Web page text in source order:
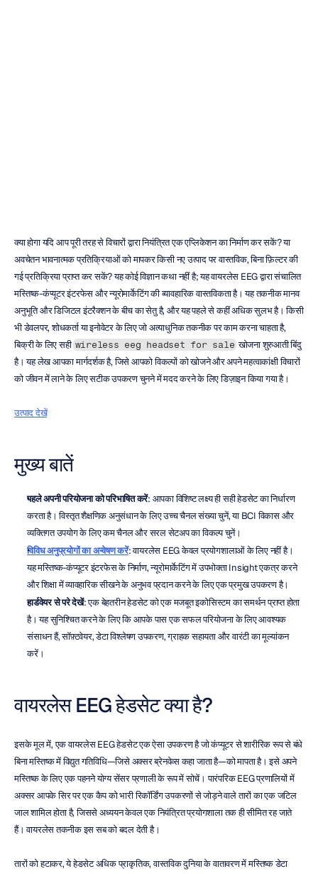
क्या होगा यदि आप पूरी तरह से विचारों द्वारा नियंत्रित एक एप्लिकेशन का निर्माण कर सकें? या
अवचेतन भावनात्मक प्रतिक्रियाओं को मापकर किसी नए उत्पाद पर वास्तविक, बिना फ़िल्टर की
गई प्रतिक्रिया प्राप्त कर सकें? यह कोई विज्ञान कथा नहीं है; यह वायरलेस EEG द्वारा संचालित
मस्तिष्क-कंप्यूटर इंटरफेस और न्यूरोमार्केटिंग की व्यावहारिक वास्तविकता है। यह तकनीक मानव
अनुभूति और डिजिटल इंटरैक्शन के बीच का सेतु है, और यह पहले से कहीं अधिक सुलभ है। किसी
भी डेवलपर, शोधकर्ता या इनोवेटर के लिए जो अत्याधुनिक तकनीक पर काम करना चाहता है,
बिक्री के लिए सही wireless eeg headset for sale खोजना शुरुआती बिंदु
है। यह लेख आपका मार्गदर्शक है, जिसे आपको विकल्पों को खोजने और अपने महत्वाकांक्षी विचारों
को जीवन में लाने के लिए सटीक उपकरण चुनने में मदद करने के लिए डिज़ाइन किया गया है।
उत्पाद देखें
मुख्य बातें
पहले अपनी परियोजना को परिभाषित करें: आपका विशिष्ट लक्ष्य ही सही हेडसेट का निर्धारण
करता है। विस्तृत शैक्षणिक अनुसंधान के लिए उच्च चैनल संख्या चुनें, या BCI विकास और
व्यक्तिगत उपयोग के लिए कम चैनल और सरल सेटअप का विकल्प चुनें।
विविध अनुप्रयोगों का अन्वेषण करें: वायरलेस EEG केवल प्रयोगशालाओं के लिए नहीं है।
यह मस्तिष्क-कंप्यूटर इंटरफेस के निर्माण, न्यूरोमार्केटिंग में उपभोक्ता Insight एकत्र करने
और शिक्षा में व्यावहारिक सीखने के अनुभव प्रदान करने के लिए एक प्रमुख उपकरण है।
हार्डवेयर से परे देखें: एक बेहतरीन हेडसेट को एक मजबूत इकोसिस्टम का समर्थन प्राप्त होता
है। यह सुनिश्चित करने के लिए कि आपके पास एक सफल परियोजना के लिए आवश्यक
संसाधन हैं, सॉफ़्टवेयर, डेटा विश्लेषण उपकरण, ग्राहक सहायता और वारंटी का मूल्यांकन
करें।
वायरलेस EEG हेडसेट क्या है?
इसके मूल में, एक वायरलेस EEG हेडसेट एक ऐसा उपकरण है जो कंप्यूटर से शारीरिक रूप से बंधे
बिना मस्तिष्क में विद्युत गतिविधि—जिसे अक्सर ब्रेनवेव्स कहा जाता है—को मापता है। इसे अपने
मस्तिष्क के लिए एक पहनने योग्य सेंसर प्रणाली के रूप में सोचें। पारंपरिक EEG प्रणालियों में
अक्सर आपके सिर पर एक कैप को भारी रिकॉर्डिंग उपकरणों से जोड़ने वाले तारों का एक जटिल
जाल शामिल होता है, जिससे अध्ययन केवल एक नियंत्रित प्रयोगशाला तक ही सीमित रह जाते
हैं। वायरलेस तकनीक इस सब को बदल देती है।
तारों को हटाकर, ये हेडसेट अधिक प्राकृतिक, वास्तविक दुनिया के वातावरण में मस्तिष्क डेटा